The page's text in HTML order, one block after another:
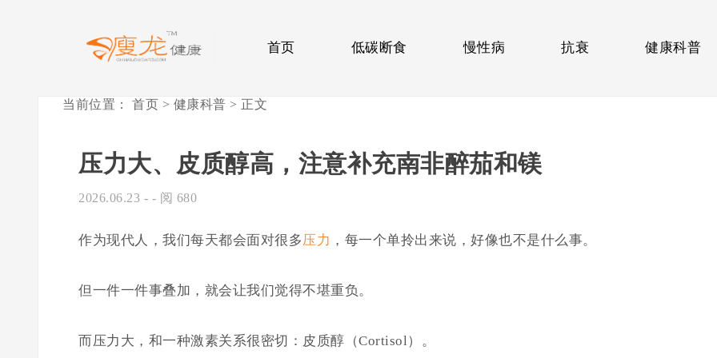
首页 低碳断食 慢性病 抗衰 健康科普
当前位置： 首页 > 健康科普 > 正文
压力大、皮质醇高，注意补充南非醉茄和镁
2026.06.23 - - 阅 680
作为现代人，我们每天都会面对很多压力 ，每一个单拎出来说，好像也不是什么事。
但一件一件事叠加，就会让我们觉得不堪重负。
而压力大，和一种激素关系很密切：皮质醇（Cortisol）。